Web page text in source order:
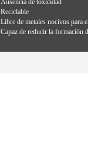
Ausencia de toxicidad
Reciclable
Libre de metales nocivos para
Capaz de reducir la formación